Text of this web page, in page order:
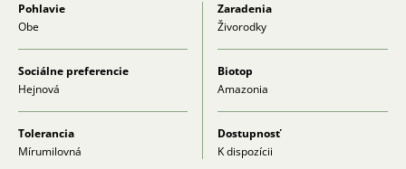
Pohlavie
Obe
Zaradenia
Živorodky
Sociálne preferencie
Hejnová
Biotop
Amazonia
Tolerancia
Mírumilovná
Dostupnosť
K dispozícii